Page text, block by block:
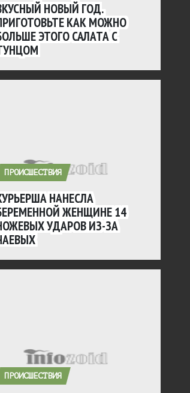
НОВЫЙ ГОД.
КАК МОЖНО
ЭТОГО САЛАТА С
ПРОИСШЕСТВИЯ
НАНЕСЛА
ЖЕНЩИНЕ 14
УДАРОВ ИЗ-ЗА
ПРОИСШЕСТВИЯ